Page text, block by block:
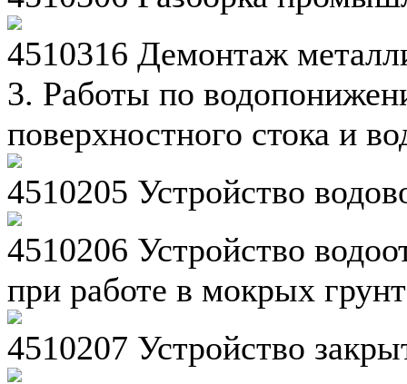
4510316 Демонтаж
3. Работы по
поверхностного стока и
4510205 Устройство
4510206 Устройство
при работе в мокрых
4510207 Устройство